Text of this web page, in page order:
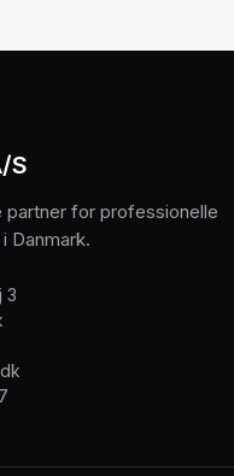
S
partner for professionelle
Danmark.
3